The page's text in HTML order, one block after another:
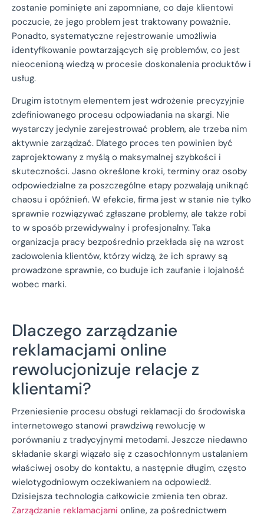
zostanie pominięte ani zapomniane, co daje klientowi
poczucie, że jego problem jest traktowany poważnie.
Ponadto, systematyczne rejestrowanie umożliwia
identyfikowanie powtarzających się problemów, co jest
nieocenioną wiedzą w procesie doskonalenia produktów i
usług.
Drugim istotnym elementem jest wdrożenie precyzyjnie
zdefiniowanego procesu odpowiadania na skargi. Nie
wystarczy jedynie zarejestrować problem, ale trzeba nim
aktywnie zarządzać. Dlatego proces ten powinien być
zaprojektowany z myślą o maksymalnej szybkości i
skuteczności. Jasno określone kroki, terminy oraz osoby
odpowiedzialne za poszczególne etapy pozwalają uniknąć
chaosu i opóźnień. W efekcie, firma jest w stanie nie tylko
sprawnie rozwiązywać zgłaszane problemy, ale także robi
to w sposób przewidywalny i profesjonalny. Taka
organizacja pracy bezpośrednio przekłada się na wzrost
zadowolenia klientów, którzy widzą, że ich sprawy są
prowadzone sprawnie, co buduje ich zaufanie i lojalność
wobec marki.
Dlaczego zarządzanie
reklamacjami online
rewolucjonizuje relacje z
klientami?
Przeniesienie procesu obsługi reklamacji do środowiska
internetowego stanowi prawdziwą rewolucję w
porównaniu z tradycyjnymi metodami. Jeszcze niedawno
składanie skargi wiązało się z czasochłonnym ustalaniem
właściwej osoby do kontaktu, a następnie długim, często
wielotygodniowym oczekiwaniem na odpowiedź.
Dzisiejsza technologia całkowicie zmienia ten obraz.
Zarządzanie reklamacjami online, za pośrednictwem